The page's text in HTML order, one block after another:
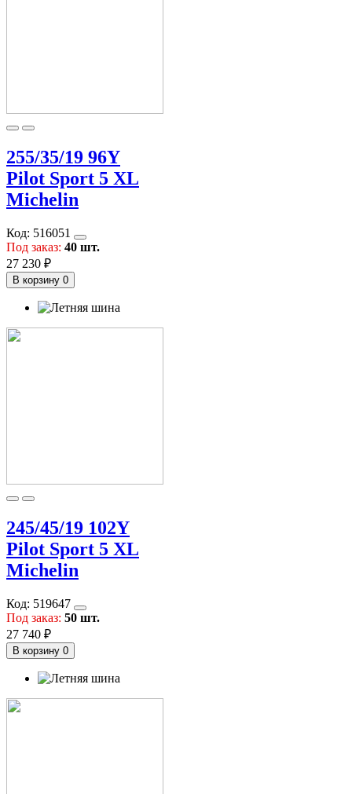
255/35/19 96Y
Pilot Sport 5 XL
Michelin
Код: 516051
Под заказ: 40 шт.
27 230 ₽
В корзину 0
245/45/19 102Y
Pilot Sport 5 XL
Michelin
Код: 519647
Под заказ: 50 шт.
27 740 ₽
В корзину 0